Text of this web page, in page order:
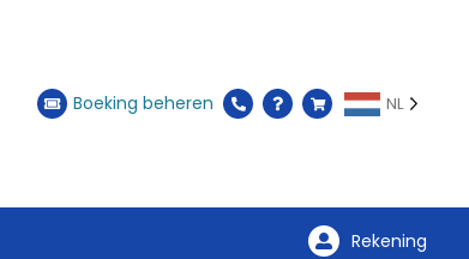
Boeking beheren NL
Rekening